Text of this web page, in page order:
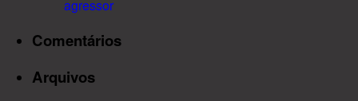
agressor
Comentários
Arquivos